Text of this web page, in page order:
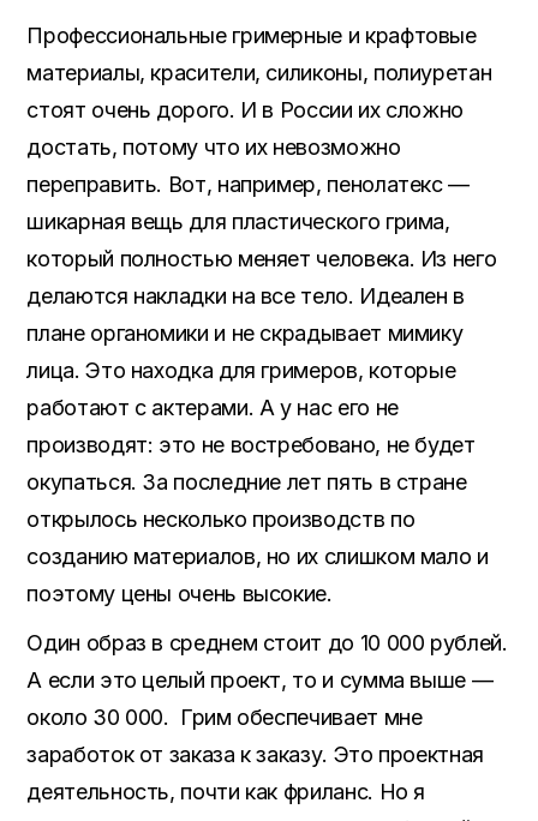
Профессиональные гримерные и крафтовые
материалы, красители, силиконы, полиуретан
стоят очень дорого. И в России их сложно
достать, потому что их невозможно
переправить. Вот, например, пенолатекс —
шикарная вещь для пластического грима,
который полностью меняет человека. Из него
делаются накладки на все тело. Идеален в
плане органомики и не скрадывает мимику
лица. Это находка для гримеров, которые
работают с актерами. А у нас его не
производят: это не востребовано, не будет
окупаться. За последние лет пять в стране
открылось несколько производств по
созданию материалов, но их слишком мало и
поэтому цены очень высокие.
Один образ в среднем стоит до 10 000 рублей.
А если это целый проект, то и сумма выше —
около 30 000. Грим обеспечивает мне
заработок от заказа к заказу. Это проектная
деятельность, почти как фриланс. Но я